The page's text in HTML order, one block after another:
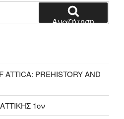
Αναζήτηση
ATTICA: PREHISTORY AND
1ον